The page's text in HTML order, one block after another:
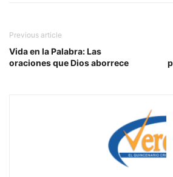
Previous article
Vida en la Palabra: Las
oraciones que Dios aborrece